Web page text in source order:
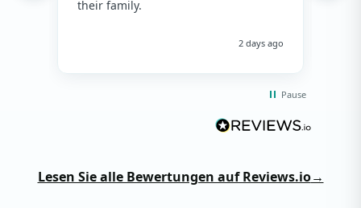
their family.
2 days ago
Pause
Lesen Sie alle Bewertungen auf Reviews.io→